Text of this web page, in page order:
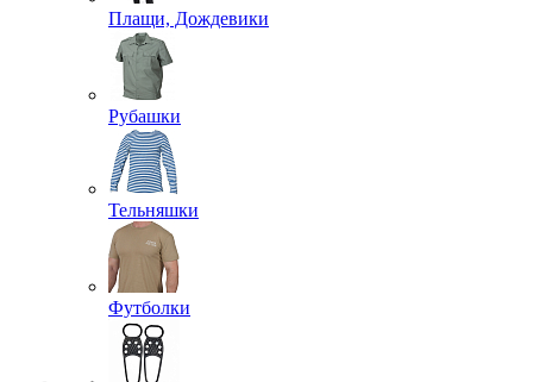
Плащи, Дождевики
Рубашки
Тельняшки
Футболки